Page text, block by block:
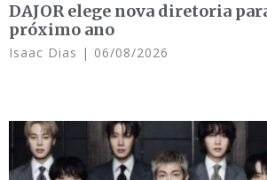
DAJOR elege nova diretoria
próximo ano
Isaac Dias 06/08/2026